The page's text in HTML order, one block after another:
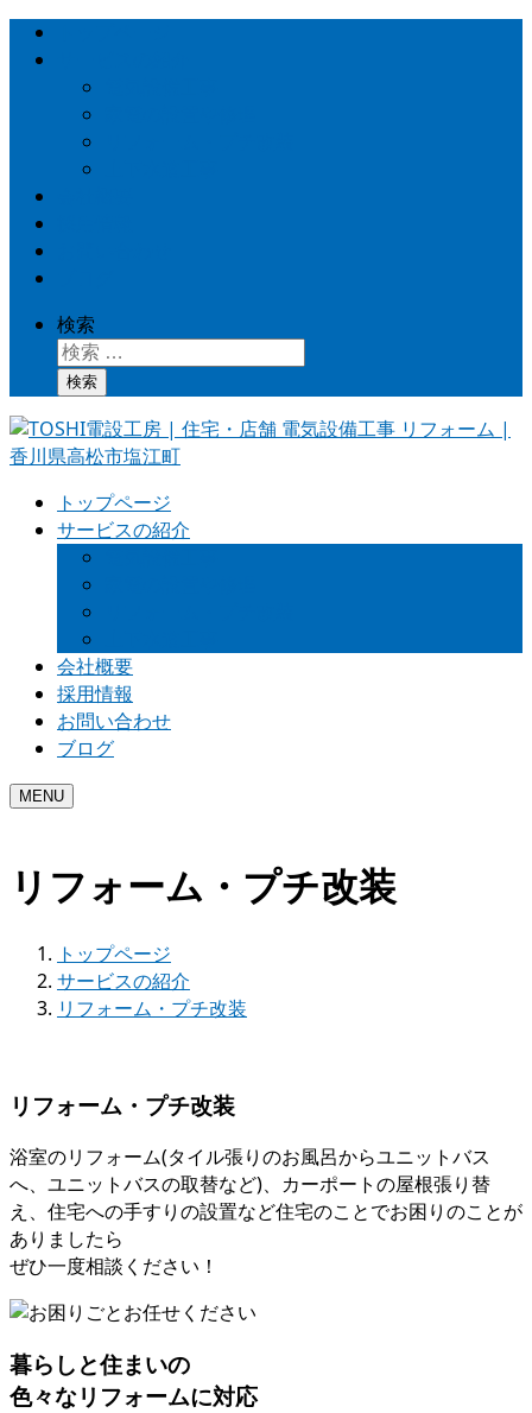
検索
検索
トップページ
サービスの紹介
会社概要
採用情報
お問い合わせ
ブログ
MENU
リフォーム・プチ改装
トップページ
サービスの紹介
リフォーム・プチ改装
リフォーム・プチ改装
浴室のリフォーム(タイル張りのお風呂からユニットバス
へ、ユニットバスの取替など)、カーポートの屋根張り替
え、住宅への手すりの設置など住宅のことでお困りのことが
ありましたら
ぜひ一度相談ください！
暮らしと住まいの
色々なリフォームに対応